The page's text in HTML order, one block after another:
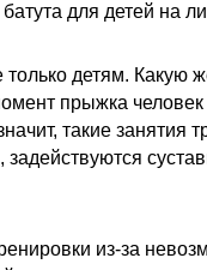
для детей на
детям. Какую
прыжка
такие занятия
из-за